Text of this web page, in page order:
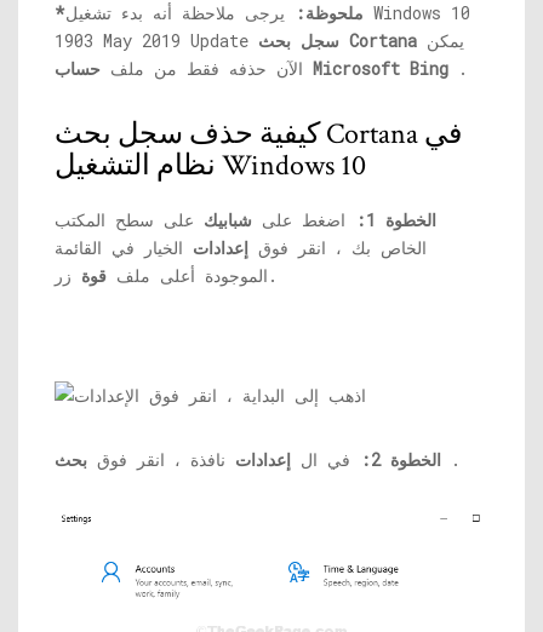
*ملحوظة:
يرجى ملاحظة أنه بدء تشغيل Windows 10
1903 May 2019 Update
سجل بحث Cortana
الآن حذفه فقط من ملف حساب Microsoft Bing .
كيفية حذف سجل بحث Cortana في
نظام التشغيل Windows 10
الخطوة 1: اضغط على شبابيك على سطح المكتب
الخاص بك ، انقر فوق إعدادات الخيار في القائمة
الموجودة أعلى ملف قوة زر.
الخطوة 2: في ال إعدادات نافذة ، انقر فوق بحث .